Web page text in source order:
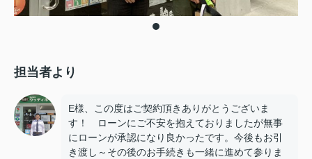
担当者より
E様、この度はご契約頂きありがとうございま
す！ ローンにご不安を抱えておりましたが無事
にローンが承認になり良かったです。今後もお引
き渡し～その後のお手続きも一緒に進めて参りま